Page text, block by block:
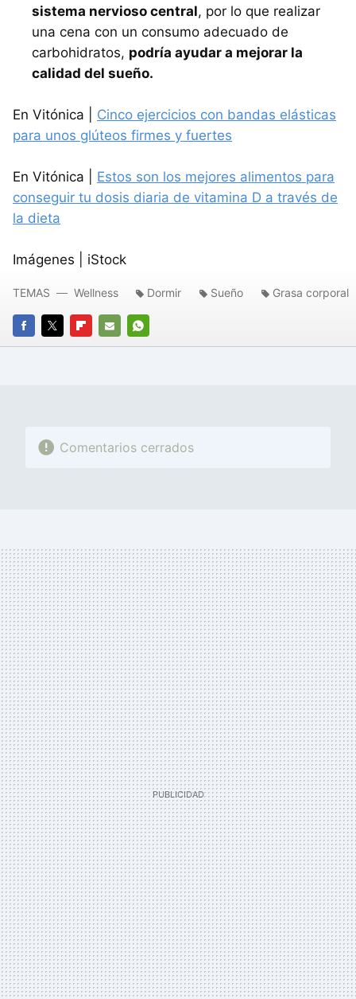
sistema nervioso central, por lo que realizar
una cena con un consumo adecuado de
carbohidratos, podría ayudar a mejorar la
calidad del sueño.
En Vitónica | Cinco ejercicios con bandas elásticas
para unos glúteos firmes y fuertes
En Vitónica | Estos son los mejores alimentos para
conseguir tu dosis diaria de vitamina D a través de
la dieta
Imágenes | iStock
FACEBOOK
TWITTERFLIPBOARD
E-
WHATSAPP
TEMAS Wellness Dormir Sueño Grasa corporal
Comentarios cerrados